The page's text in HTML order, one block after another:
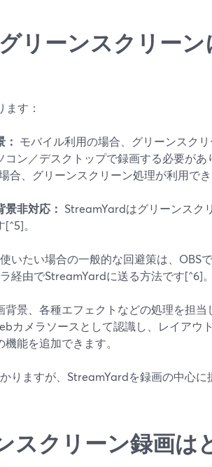
リーンスクリー
す：
モバイル利用の場合、グリーンスク
ン／デスクトップで録画する必要があ
合、グリーンスクリーン処理が利用で
非対応： StreamYardはグリーンスク
。
いたい場合の一般的な回避策は、OBS
経由でStreamYardに送る方法です[^6]
景、各種エフェクトなどの処理を担当
カメラソースとして認識し、レイアウ
能を追加できます。
りますが、StreamYardを録画の中心に
スクリーン録画は